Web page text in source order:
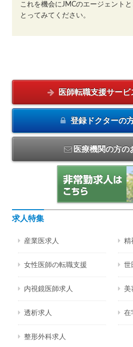
これを機会にJMCのエージェント
とってみてください。
医師転職支援サービ
登録ドクターの
医療機関の方の
求人特集
産業医求人 精
女性医師の転職支援 世
内視鏡医師求人 美
透析求人 在
整形外科求人